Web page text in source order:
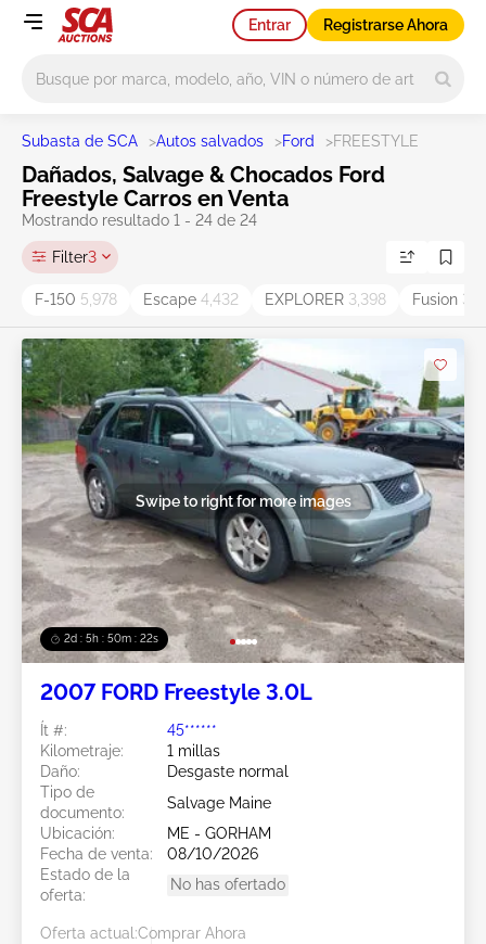
Entrar Registrarse Ahora
Subasta de SCA >Autos salvados >Ford >FREESTYLE
Dañados, Salvage & Chocados Ford
Freestyle Carros en Venta
Mostrando resultado 1 - 24 de 24
Filter3
F-150 5,978 Escape 4,432 EXPLORER 3,398 Fusion
2d : 5h : 50m : 19s
Swipe to right for more images
2007 FORD Freestyle 3.0L
Ít #:
45******
Kilometraje:
1 millas
Daño:
Desgaste normal
Tipo de
documento:
Salvage Maine
Ubicación:
ME - GORHAM
Fecha de venta:
08/10/2026
Estado de la
oferta:
No has ofertado
Oferta actual:Comprar Ahora